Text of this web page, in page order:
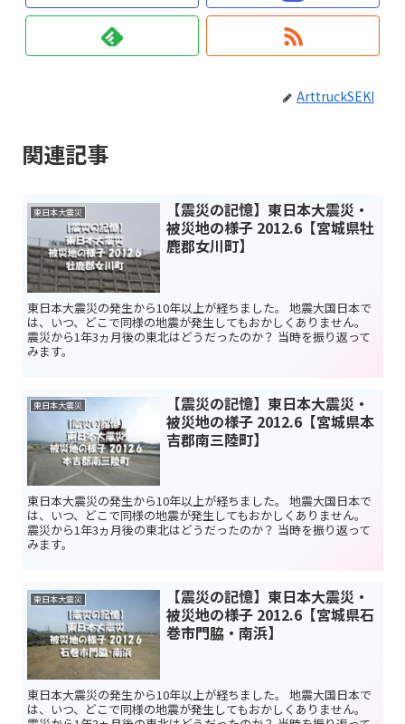
ArttruckSEKI
関連記事
東日本大震災
【震災の記憶】東日本大震災・
被災地の様子 2012.6【宮城県牡
鹿郡女川町】
東日本大震災の発生から10年以上が経ちました。 地震大国日本で
は、いつ、どこで同様の地震が発生してもおかしくありません。
震災から1年3ヵ月後の東北はどうだったのか？ 当時を振り返って
みます。
東日本大震災
【震災の記憶】東日本大震災・
被災地の様子 2012.6【宮城県本
吉郡南三陸町】
東日本大震災の発生から10年以上が経ちました。 地震大国日本で
は、いつ、どこで同様の地震が発生してもおかしくありません。
震災から1年3ヵ月後の東北はどうだったのか？ 当時を振り返って
みます。
東日本大震災
【震災の記憶】東日本大震災・
被災地の様子 2012.6【宮城県石
巻市門脇・南浜】
東日本大震災の発生から10年以上が経ちました。 地震大国日本で
は、いつ、どこで同様の地震が発生してもおかしくありません。